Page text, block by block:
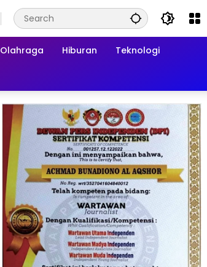
Olahraga Hiburan Teknologi